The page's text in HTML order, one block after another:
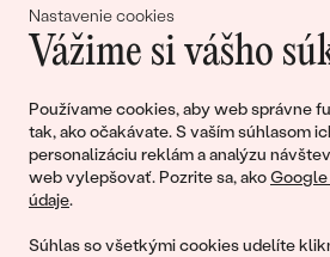
Nastavenie cookies
Vážime si vášho
Používame cookies, aby web správne
tak, ako očakávate. S vaším súhlasom
personalizáciu reklám a analýzu
web vylepšovať. Pozrite sa, akoGoogle
údaje.
Súhlas so všetkými cookies udelíte